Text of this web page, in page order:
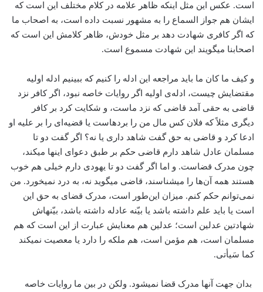
است. عکس این مثل اینکه ظاهر علامه در کلام مختلف این است که
ایشان هم جواز السماع را به مشهور نسبت داده ­است، به اصحاب ما
که اگر کافری شهادت دهد بر مثل خودش، ظاهر کلامش این است که
اصحابنا می­گویند این شهادت مسموع است.
و کیف ما کان ما باید مراجعه این ادله را کنیم که ببینیم ادله اولیه
مقتضایش چیست، ادله‌ی اولیه اگر روایات خاصه نبود، اگر کافر نزد
قاضی به حقی آمد قاضی که نزد ماست، و شکایت کرد بر کافر
دیگری مثلاً که فلان کس مال من را برده­است یا قضیه‌ای را بر علیه او
ادعا کرد و قاضی به حق گفت شاهد داری یا نه؟ اگر گفت دو تا
مسلمان عادل شاهد دارم قاضی حکم بر طبق دعوای این­ها می­کند،
چون مدرک قضاست. و اما اگر گفت دو تا یهودی دارم خیلی هم خوب
هستند همه آن‌ها را می­شناسند، قاضی می­گوید نه، به درد نمی­خورد. من
نمی‌توانم حکم کنم. میزان این‌طور است، مدرک قضای به حق این
است یا باید علم داشته ­باشد یا بیّنه عادله داشته باشد، بیّنه­اش
شهادتین عدلین است؛ عدلین هم معنایش عبارت از این است که هم
مسلمان است، هم مؤمن است، هم ملکه را دارد یا معصیت نمی­کند
کما سَیأتی.
بدان جهت آن­ها مدرک قضا نمی­شود. ولکن در بین ما روایات خاصه